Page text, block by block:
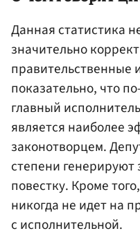
Данная статистика
значительно
показательно, что
главный
является наиболее
законотворцем.
степени
повестку. Кроме
никогда не идет на
с исполнительной.